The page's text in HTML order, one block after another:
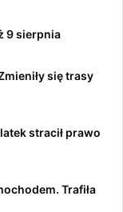
9 sierpnia
się trasy
stracił prawo
Trafiła